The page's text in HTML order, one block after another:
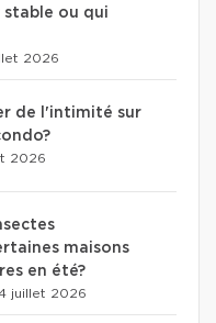
ou qui
2026
de l'intimité sur
2026
maisons
en été?
juillet 2026